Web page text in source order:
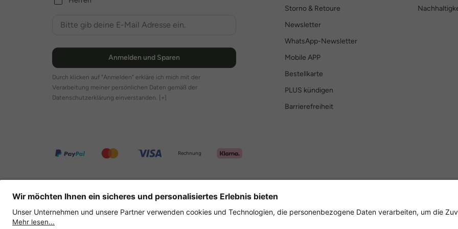
Anmelden und Sparen
Durch klicken auf "Anmelden" erkläre ich mich mit der
Verarbeitung meiner persönlichen Daten gemäß der
Datenschutzerklärung einverstanden. [+]
Storno & Retoure
Newsletter
WhatsApp-Newsletter
Mobile APP
Bestellkarte
PLUS kündigen
Barrierefreiheit
Rechnung
Sicher einkaufen mit